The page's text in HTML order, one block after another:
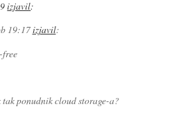
izjavil:
19:17izjavil:
free
ponudnik cloud storage-a?